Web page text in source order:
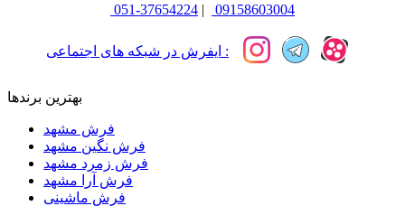
051-37654224 | 09158603004
ایفرش در شبکه های اجتماعی :
بهترین برندها
فرش مشهد
فرش نگین مشهد
فرش زمرد مشهد
فرش آرا مشهد
فرش ماشینی